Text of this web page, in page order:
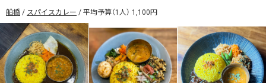
船橋 スパイスカレー 平均予算（1人） 1,100円